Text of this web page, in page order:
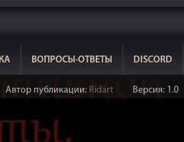
ВОПРОСЫ-ОТВЕТЫ DISCORD
Автор публикации: Ridart Версия: 1.0